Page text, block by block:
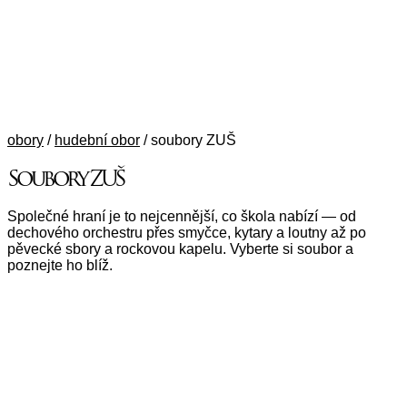
obory / hudební obor / soubory ZUŠ
Soubory ZUŠ
Společné hraní je to nejcennější, co škola nabízí — od
dechového orchestru přes smyčce, kytary a loutny až po
pěvecké sbory a rockovou kapelu. Vyberte si soubor a
poznejte ho blíž.